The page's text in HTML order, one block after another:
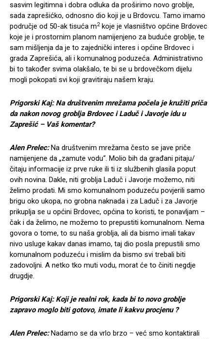
sasvim legitimna i dobra odluka da proširimo novo groblje,
sada zaprešićko, odnosno dio koji je u Brdovcu. Tamo imamo
područje od 50-ak tisuća m2koje je vlasništvo općine Brdovec
koje je i prostornim planom namijenjeno za buduće groblje, te
sam mišljenja da je to zajednički interes i općine Brdovec i
grada Zaprešića, ali i komunalnog poduzeća. Administrativno
bi to također svima olakšalo, te bi se u brdovečkom dijelu
mogli pokopati svi koji gravitiraju našem kraju.
Prigorski Kaj: Na društvenim mrežama počela je kružiti priča
da nakon novog groblja Brdovec i Laduč i Javorje idu u
Zaprešić – Vaš komentar?
Alen Prelec: Na društvenim mrežama često se jave priče
namijenjene da „zamute vodu“. Molio bih da građani pitaju/
čitaju informacije iz prve ruke ili ti iz službenih glasila poput
ovih novina. Dakle, niti groblja Laduč i Javorje možemo, niti
želimo prodati. Mi smo komunalnom poduzeću povjerili samo
brigu oko ukopa, no grobna naknada i za Laduč i za Javorje
prikuplja se u općini Brdovec, općina to koristi, te ponavljam –
čak i da želimo, ne možemo to prepustiti komunalnom. Nema
govora o tome, to su naša groblja, ali da bismo imali takav
nivo usluge kakav danas imamo, taj dio posla prepustili smo
komunalnom poduzeću i mislim da bismo svi trebali biti
zadovoljni. A netko tko muti vodu, morat će to činiti negdje
drugdje.
Prigorski Kaj: Koji je realni rok, kada bi to novo groblje
zapravo moglo biti gotovo, imate li kakvu procjenu ?
Alen Prelec: Nadamo se da vrlo brzo – već smo kontaktirali